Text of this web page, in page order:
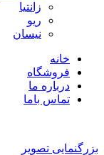
زانتیا
ریو
نیسان
خانه
فروشگاه
درباره ما
تماس باما
بزرگنمایی تصویر